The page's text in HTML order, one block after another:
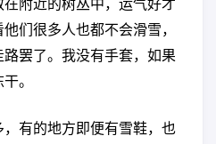
附近的树丛中，运气好才
们很多人也都不会滑雪，
罢了。我没有手套，如果
。
有的地方即便有雪鞋，也